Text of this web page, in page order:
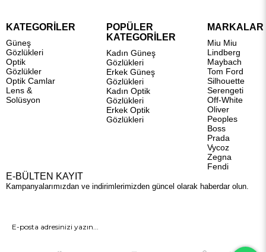
KATEGORİLER
Güneş
Gözlükleri
Optik
Gözlükler
Optik Camlar
Lens &
Solüsyon
POPÜLER
KATEGORİLER
Kadın Güneş
Gözlükleri
Erkek Güneş
Gözlükleri
Kadın Optik
Gözlükleri
Erkek Optik
Gözlükleri
MARKALAR
Miu Miu
Lindberg
Maybach
Tom Ford
Silhouette
Serengeti
Off-White
Oliver
Peoples
Boss
Prada
Vycoz
Zegna
Fendi
E-BÜLTEN KAYIT
Kampanyalarımızdan ve indirimlerimizden güncel olarak haberdar olun.